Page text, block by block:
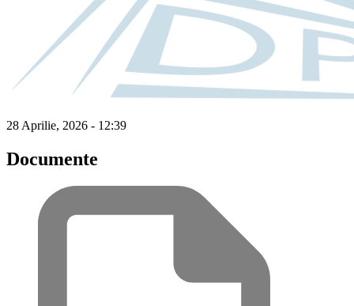
28 Aprilie, 2026 - 12:39
Documente